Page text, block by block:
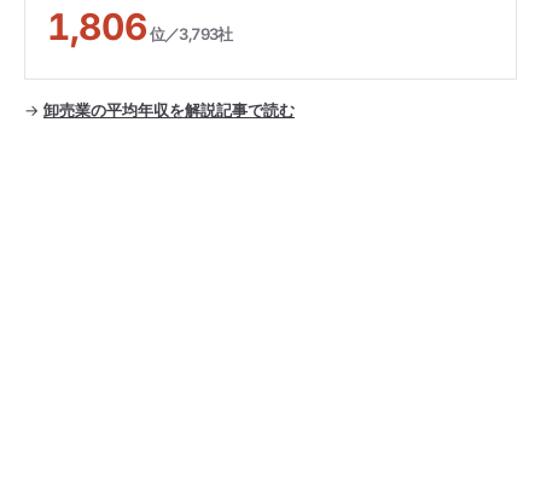
1,806位／3,793社
→ 卸売業の平均年収を解説記事で読む